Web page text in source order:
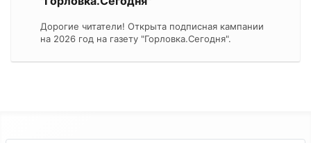
Дорогие читатели! Открыта подписная кампании
на 2026 год на газету "Горловка.Сегодня".